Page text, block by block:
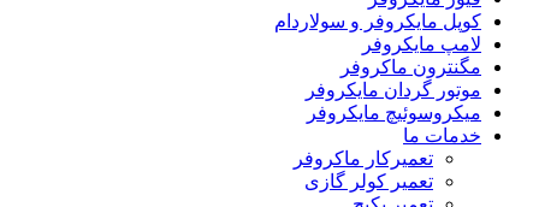
کوپل مایکروفر و سولاردام
لامپ مایکروفر
مگنترون ماکروفر
موتور گردان مایکروفر
میکروسوئیچ مایکروفر
خدمات ما
تعمیرکار ماکروفر
تعمیر کولر گازی